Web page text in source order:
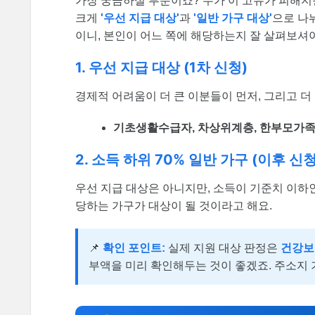
크게 '우선 지급 대상'과 '일반 가구 대상'으로 나
이니, 본인이 어느 쪽에 해당하는지 잘 살펴보셔
1. 우선 지급 대상 (1차 신청)
경제적 어려움이 더 큰 이분들이 먼저, 그리고
기초생활수급자, 차상위계층, 한부모가
2. 소득 하위 70% 일반 가구 (이후 신
우선 지급 대상은 아니지만, 소득이 기준치 이
당하는 가구가 대상이 될 것이라고 해요.
📌 확인 포인트: 실제 지원 대상 판정은 건강
부액을 미리 확인해두는 것이 좋겠죠. 주소